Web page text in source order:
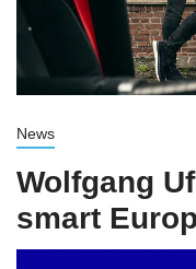
News
Wolfgang
smart